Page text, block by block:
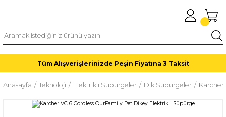
Tüm Alışverişlerinizde Peşin Fiyatına 3 Taksit
Anasayfa Teknoloji Elektrikli Süpürgeler Dik Süpürgeler Karcher